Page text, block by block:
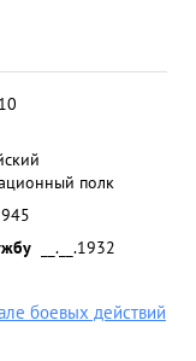
полк
__.__.1932
боевых действий